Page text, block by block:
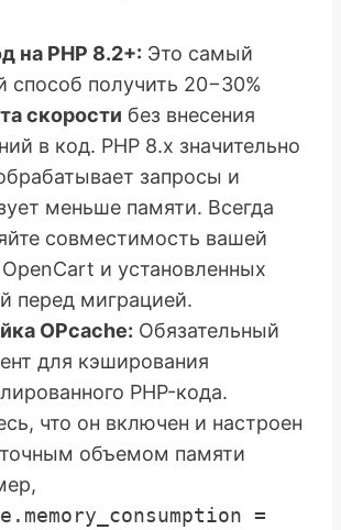
на PHP 8.2+: Это самый
способ получить 20−30%
скорости без внесения
в код. PHP 8.x значительно
запросы и
меньше памяти. Всегда
совместимость вашей
и установленных
перед миграцией.
OPcache: Обязательный
для кэширования
PHP-кода.
что он включен и настроен
объемом памяти
=